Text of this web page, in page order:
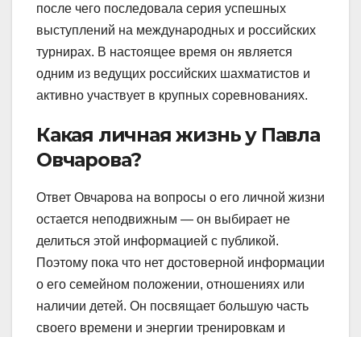
после чего последовала серия успешных
выступлений на международных и российских
турнирах. В настоящее время он является
одним из ведущих российских шахматистов и
активно участвует в крупных соревнованиях.
Какая личная жизнь у Павла
Овчарова?
Ответ Овчарова на вопросы о его личной жизни
остается неподвижным — он выбирает не
делиться этой информацией с публикой.
Поэтому пока что нет достоверной информации
о его семейном положении, отношениях или
наличии детей. Он посвящает большую часть
своего времени и энергии тренировкам и